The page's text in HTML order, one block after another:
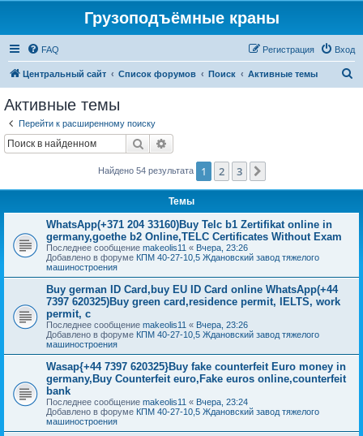
Грузоподъёмные краны
FAQ Вход
Регистрация
Центральный сайт Список форумов Поиск Активные темы
Активные темы
Перейти к расширенному поиску
Поиск
Найдено 54 результата 1 2 3
Темы
WhatsApp(+371 204 33160)Buy Telc b1 Zertifikat online in
germany,goethe b2 Online,TELC Certificates Without Exam
Последнее сообщение makeolis11 « Вчера, 23:26
Добавлено в форуме КПМ 40-27-10,5 Ждановский завод тяжелого
машиностроения
Buy german ID Card,buy EU ID Card online WhatsApp(+44
7397 620325)Buy green card,residence permit, IELTS, work
permit, c
Последнее сообщение makeolis11 « Вчера, 23:26
Добавлено в форуме КПМ 40-27-10,5 Ждановский завод тяжелого
машиностроения
Wasap{+44 7397 620325}Buy fake counterfeit Euro money in
germany,Buy Counterfeit euro,Fake euros online,counterfeit
bank
Последнее сообщение makeolis11 « Вчера, 23:24
Добавлено в форуме КПМ 40-27-10,5 Ждановский завод тяжелого
машиностроения